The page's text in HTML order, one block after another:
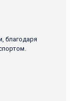
благодаря